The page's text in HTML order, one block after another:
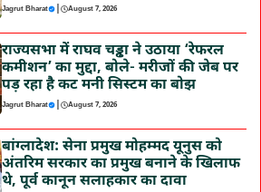
Jagrut Bharat | August 7, 2026
राज्यसभा में राघव चड्ढा ने उठाया ‘रेफरल
कमीशन’ का मुद्दा, बोले- मरीजों की जेब पर
पड़ रहा है कट मनी सिस्टम का बोझ
Jagrut Bharat | August 7, 2026
बांग्लादेश: सेना प्रमुख मोहम्मद यूनुस को
अंतरिम सरकार का प्रमुख बनाने के खिलाफ
थे, पूर्व कानून सलाहकार का दावा